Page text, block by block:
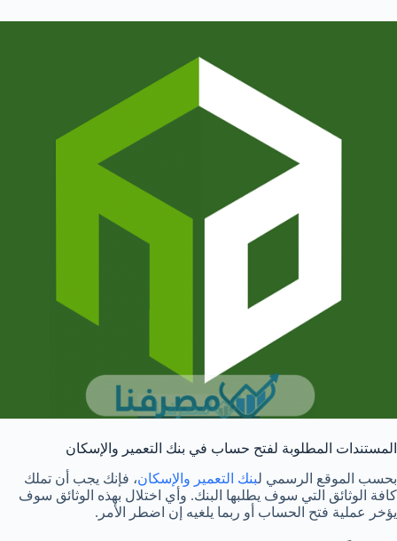
المستندات المطلوبة لفتح حساب في بنك التعمير والإسكان
بحسب الموقع الرسمي لبنك التعمير والإسكان، فإنك يجب أن تملك
كافة الوثائق التي سوف يطلبها البنك. وأي اختلال بهذه الوثائق سوف
يؤخر عملية فتح الحساب أو ربما يلغيه إن اضطر الأمر.